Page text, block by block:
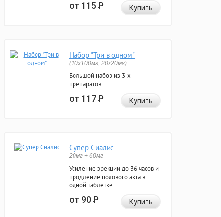
от 115Р Купить
Набор "Три в одном"
(10x100мг, 20x20мг)
Большой набор из 3-х
препаратов.
от 117Р Купить
Супер Сиалис
20мг + 60мг
Усиление эрекции до 36 часов и
продление полового акта в
одной таблетке.
от 90Р Купить